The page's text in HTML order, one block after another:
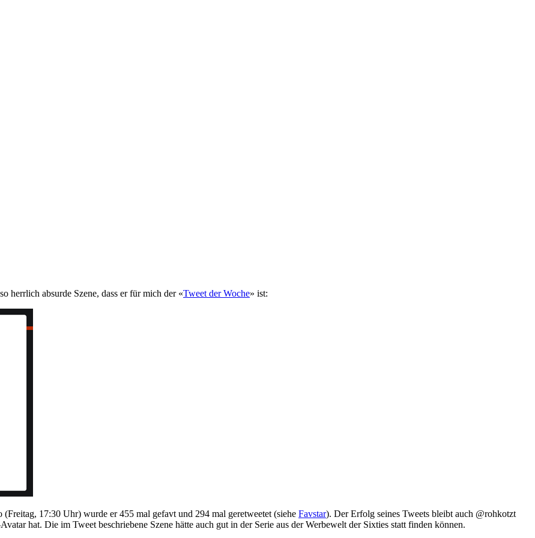
herrlich absurde Szene, dass er für mich der «Tweet der Woche» ist:
17:30 Uhr) wurde er 455 mal gefavt und 294 mal geretweetet (siehe Favstar). Der Erfolg seines Tweets bleibt auch @rohkotzt
hat. Die im Tweet beschriebene Szene hätte auch gut in der Serie aus der Werbewelt der Sixties statt finden können.